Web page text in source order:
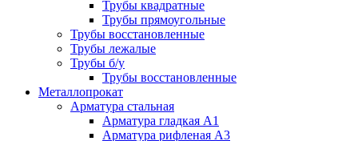
Трубы квадратные
Трубы прямоугольные
Трубы восстановленные
Трубы лежалые
Трубы б/у
Трубы восстановленные
Металлопрокат
Арматура стальная
Арматура гладкая А1
Арматура рифленая А3